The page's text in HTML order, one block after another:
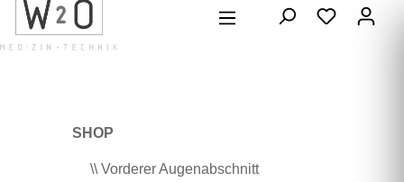
springen
SHOP
\\ Vorderer Augenabschnitt